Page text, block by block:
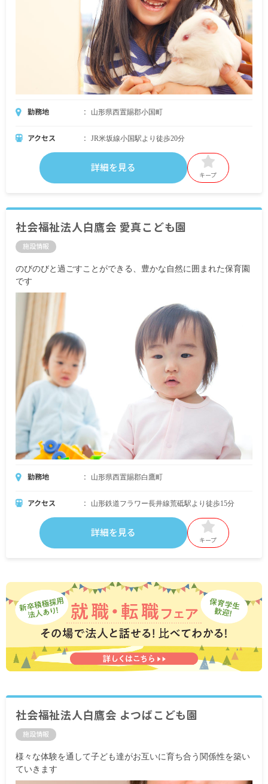
勤務地 山形県西置賜郡小国町
アクセス JR米坂線小国駅より徒歩20分
詳細を見る
キープ
社会福祉法人白鷹会 愛真こども園
施設情報
のびのびと過ごすことができる、豊かな自然に囲まれた保育園
です
勤務地 山形県西置賜郡白鷹町
アクセス 山形鉄道フラワー長井線荒砥駅より徒歩15分
詳細を見る
キープ
社会福祉法人白鷹会 よつばこども園
施設情報
様々な体験を通して子ども達がお互いに育ち合う関係性を築い
ていきます